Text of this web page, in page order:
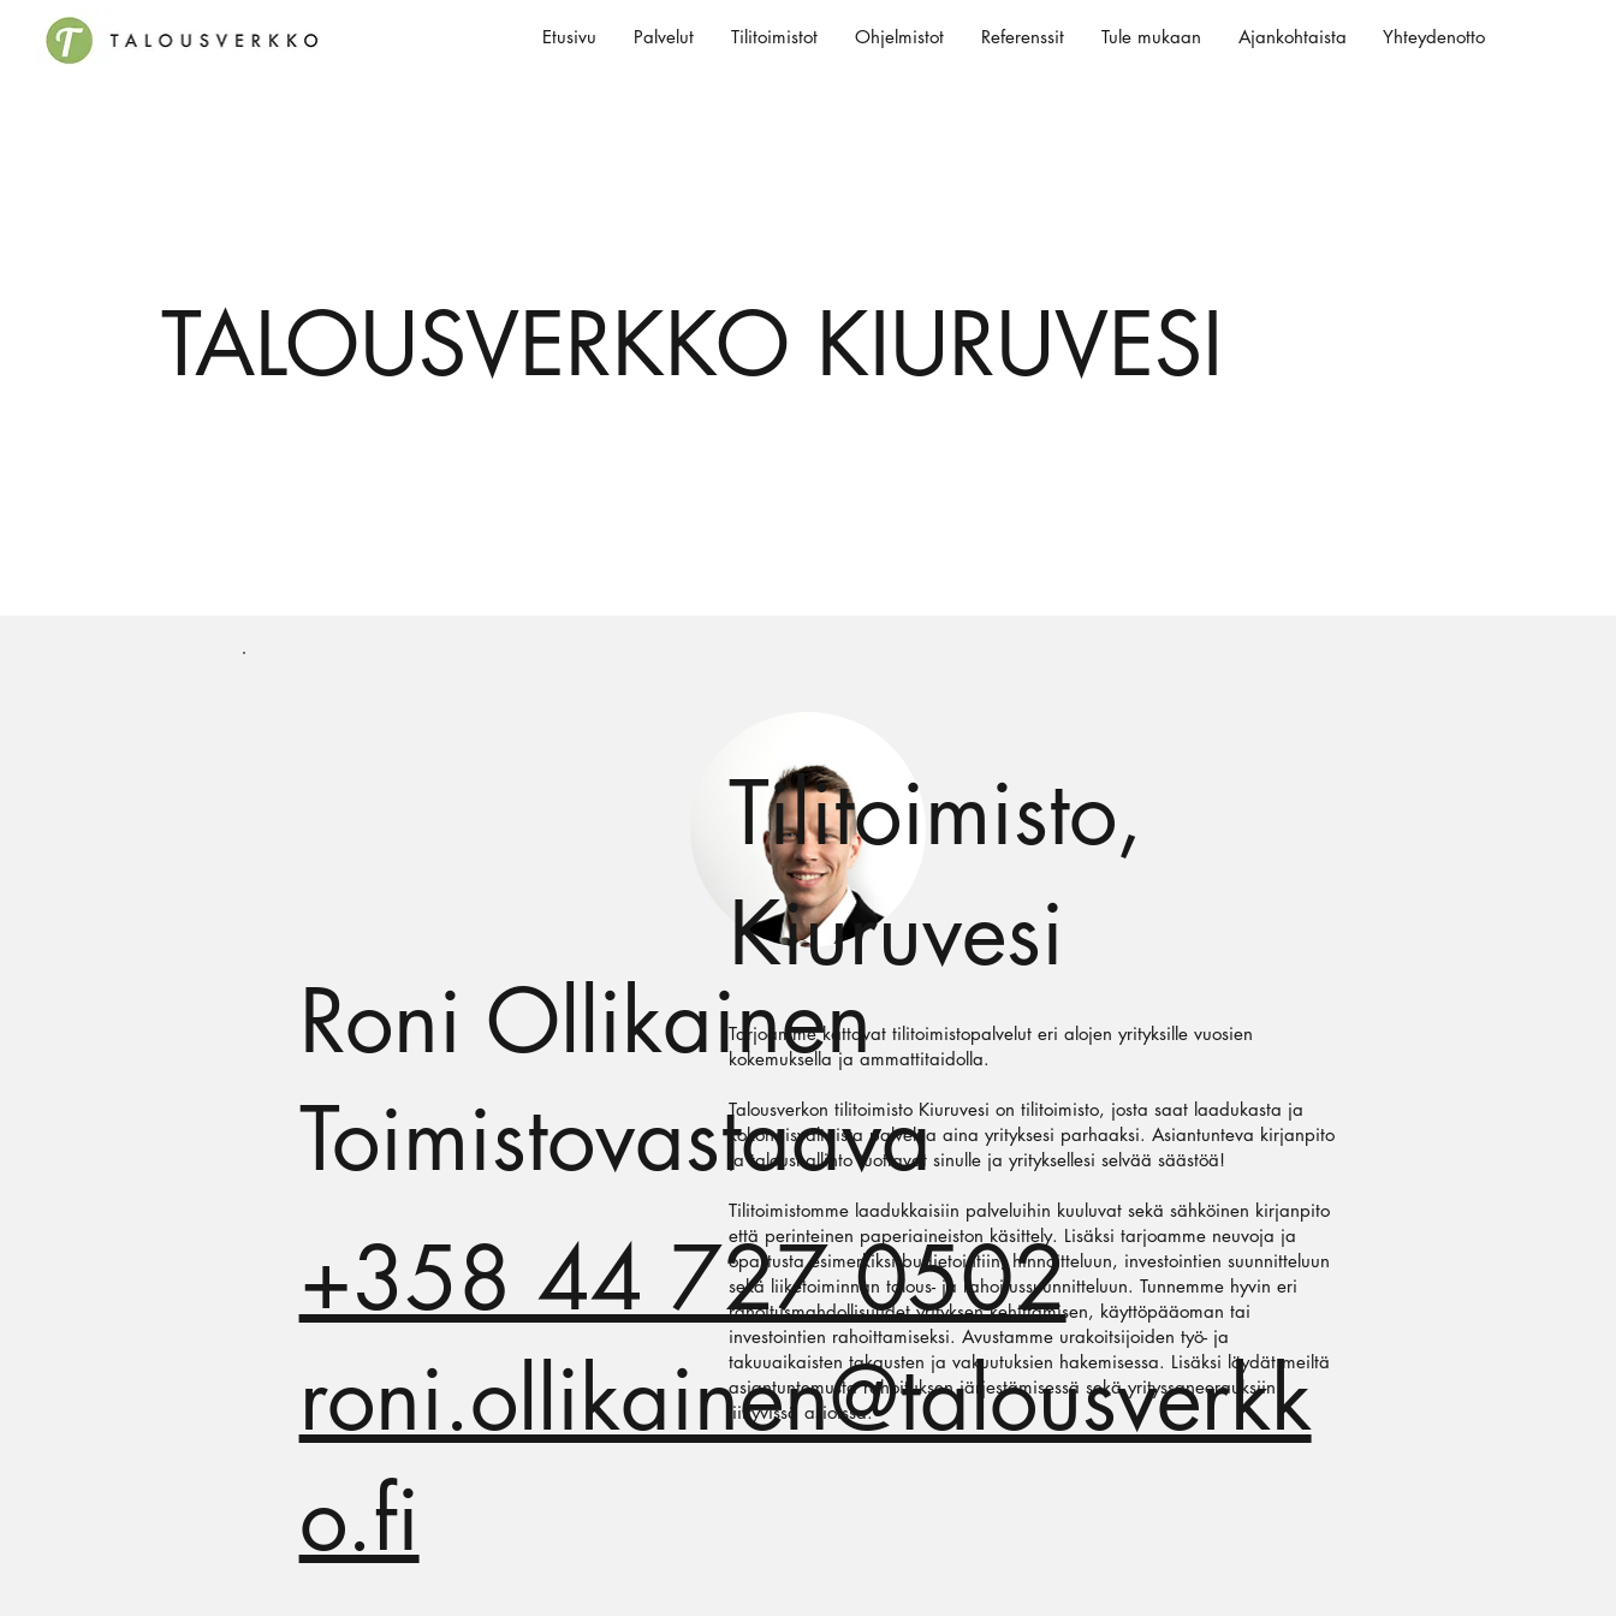
Etusivu Palvelut Tilitoimistot Ohjelmistot Referenssit Tule mukaan Ajankohtaista Yhteydenotto
TALOUSVERKKO KIURUVESI
Roni Ollikainen
Toimistovastaava
+358 44 727 0502
roni.ollikainen@talousverkk
o.fi
Tilitoimisto,
Kiuruvesi
Tarjoamme kattavat tilitoimistopalvelut eri alojen yrityksille vuosien
kokemuksella ja ammattitaidolla.
Talousverkon tilitoimisto Kiuruvesi on tilitoimisto, josta saat laadukasta ja
kokonaisvaltaista palvelua aina yrityksesi parhaaksi. Asiantunteva kirjanpito
ja taloushallinto tuottavat sinulle ja yrityksellesi selvää säästöä!
Tilitoimistomme laadukkaisiin palveluihin kuuluvat sekä sähköinen kirjanpito
että perinteinen paperiaineiston käsittely. Lisäksi tarjoamme neuvoja ja
opastusta esimerkiksi budjetointiin, hinnoitteluun, investointien suunnitteluun
sekä liiketoiminnan talous- ja rahoitussuunnitteluun. Tunnemme hyvin eri
rahoitusmahdollisuudet yrityksen kehittämisen, käyttöpääoman tai
investointien rahoittamiseksi. Avustamme urakoitsijoiden työ- ja
takuuaikaisten takausten ja vakuutuksien hakemisessa. Lisäksi löydät meiltä
asiantuntemusta rahoituksen järjestämisessä sekä yrityssaneerauksiin
liittyvissä asioissa.